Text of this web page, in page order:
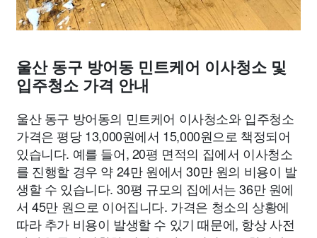
울산 동구 방어동 민트케어 이사청소 및
입주청소 가격 안내
울산 동구 방어동의 민트케어 이사청소와 입주청소
가격은 평당 13,000원에서 15,000원으로 책정되어
있습니다. 예를 들어, 20평 면적의 집에서 이사청소
를 진행할 경우 약 24만 원에서 30만 원의 비용이 발
생할 수 있습니다. 30평 규모의 집에서는 36만 원에
서 45만 원으로 이어집니다. 가격은 청소의 상황에
따라 추가 비용이 발생할 수 있기 때문에, 항상 사전